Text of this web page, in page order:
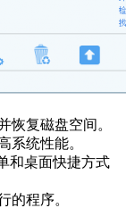
恢复磁盘空间。
系统性能。
和桌面快捷方式
的程序。